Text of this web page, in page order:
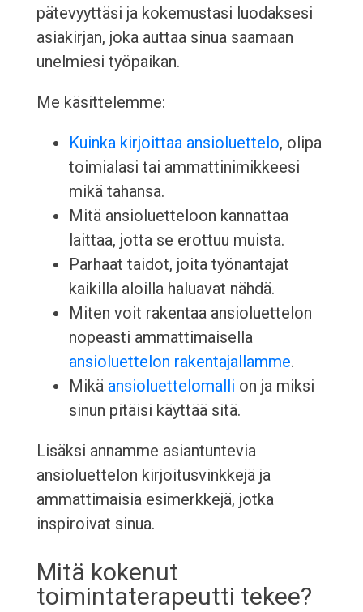
pätevyyttäsi ja kokemustasi luodaksesi
asiakirjan, joka auttaa sinua saamaan
unelmiesi työpaikan.
Me käsittelemme:
Kuinka kirjoittaa ansioluettelo, olipa
toimialasi tai ammattinimikkeesi
mikä tahansa.
Mitä ansioluetteloon kannattaa
laittaa, jotta se erottuu muista.
Parhaat taidot, joita työnantajat
kaikilla aloilla haluavat nähdä.
Miten voit rakentaa ansioluettelon
nopeasti ammattimaisella
ansioluettelon rakentajallamme.
Mikä ansioluettelomalli on ja miksi
sinun pitäisi käyttää sitä.
Lisäksi annamme asiantuntevia
ansioluettelon kirjoitusvinkkejä ja
ammattimaisia esimerkkejä, jotka
inspiroivat sinua.
Mitä kokenut
toimintaterapeutti tekee?